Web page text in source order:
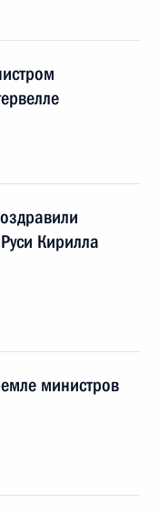
Кирилла
министров